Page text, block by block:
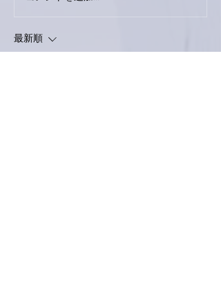
最新順